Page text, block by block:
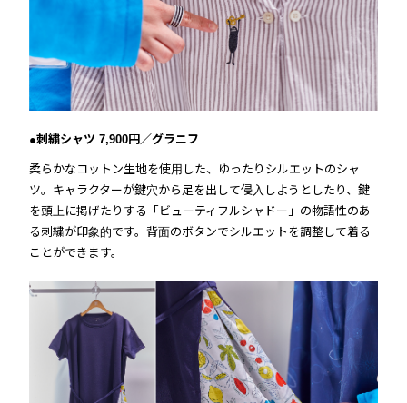
●刺繍シャツ 7,900円／グラニフ
柔らかなコットン生地を使用した、ゆったりシルエットのシャ
ツ。キャラクターが鍵穴から足を出して侵入しようとしたり、鍵
を頭上に掲げたりする「ビューティフルシャドー」の物語性のあ
る刺繍が印象的です。背面のボタンでシルエットを調整して着る
ことができます。